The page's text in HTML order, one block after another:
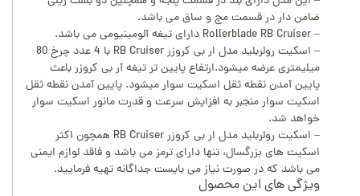
ضامن دار در قسمت مچ و ساق می باشد.
– Rollerblade RB Cruiser دارای تیغه آلومینیومی می باشد.
– اسکیت رولربلید مدل ار بی کروزر RB Cruiser با 4 عدد چرخ 80
میلیمتری عرضه میشود.ارتفاع پایین تر تیغه آر بی کروزر باعث
پایین آمدن نقطه ثقل اسکیت سوار میشود. پایین آمدن نقطه ثقل
اسکیت سوار منجبر به افزایش سرعت و قدرت مانور اسکیت سوار
خواهد شد.
– اسکیت رولربلید مدل ار بی کروزر RB Cruiser همچون اکثر
اسکیت های بزرگسال، تنها دارای ترمز می باشد و فاقد لوازم ایمنی
می باشد که در صورت نیاز می بایست جداگانه تهیه فرمایید.
ویژگی های این محصول